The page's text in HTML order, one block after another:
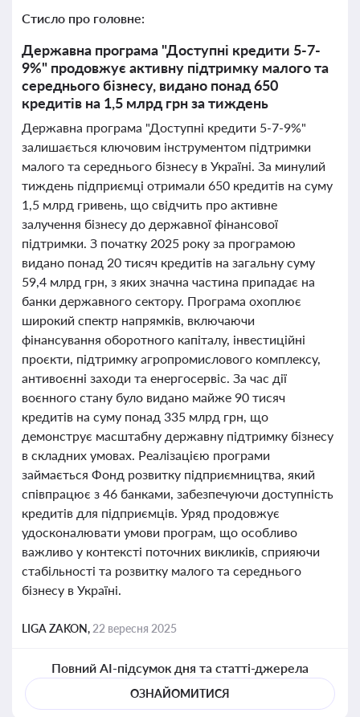
Стисло про головне:
Державна програма "Доступні кредити 5-7-
9%" продовжує активну підтримку малого та
середнього бізнесу, видано понад 650
кредитів на 1,5 млрд грн за тиждень
Державна програма "Доступні кредити 5-7-9%"
залишається ключовим інструментом підтримки
малого та середнього бізнесу в Україні. За минулий
тиждень підприємці отримали 650 кредитів на суму
1,5 млрд гривень, що свідчить про активне
залучення бізнесу до державної фінансової
підтримки. З початку 2025 року за програмою
видано понад 20 тисяч кредитів на загальну суму
59,4 млрд грн, з яких значна частина припадає на
банки державного сектору. Програма охоплює
широкий спектр напрямків, включаючи
фінансування оборотного капіталу, інвестиційні
проєкти, підтримку агропромислового комплексу,
антивоєнні заходи та енергосервіс. За час дії
воєнного стану було видано майже 90 тисяч
кредитів на суму понад 335 млрд грн, що
демонструє масштабну державну підтримку бізнесу
в складних умовах. Реалізацією програми
займається Фонд розвитку підприємництва, який
співпрацює з 46 банками, забезпечуючи доступність
кредитів для підприємців. Уряд продовжує
удосконалювати умови програм, що особливо
важливо у контексті поточних викликів, сприяючи
стабільності та розвитку малого та середнього
бізнесу в Україні.
LIGA ZAKON, 22 вересня 2025
Повний AI-підсумок дня та статті-джерела
ОЗНАЙОМИТИСЯ